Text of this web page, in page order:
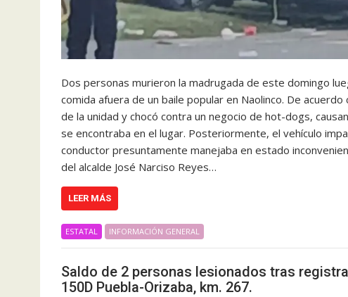
Dos personas murieron la madrugada de este domingo
comida afuera de un baile popular en Naolinco. De
de la unidad y chocó contra un negocio de hot-dogs,
se encontraba en el lugar. Posteriormente, el vehículo
conductor presuntamente manejaba en estado
del alcalde José Narciso Reyes…
LEER MÁS
ESTATAL INFORMACIÓN GENERAL
Saldo de 2 personas lesionados tras
150D Puebla-Orizaba, km. 267.